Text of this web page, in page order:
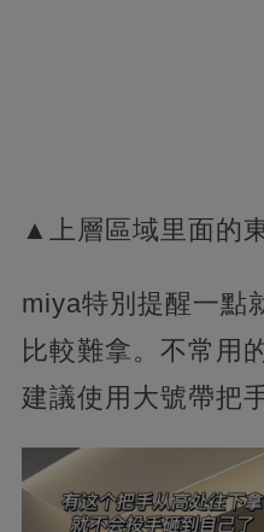
▲上層區域里面的
miya特別提醒一點
比較難拿。不常用
建議使用大號帶把